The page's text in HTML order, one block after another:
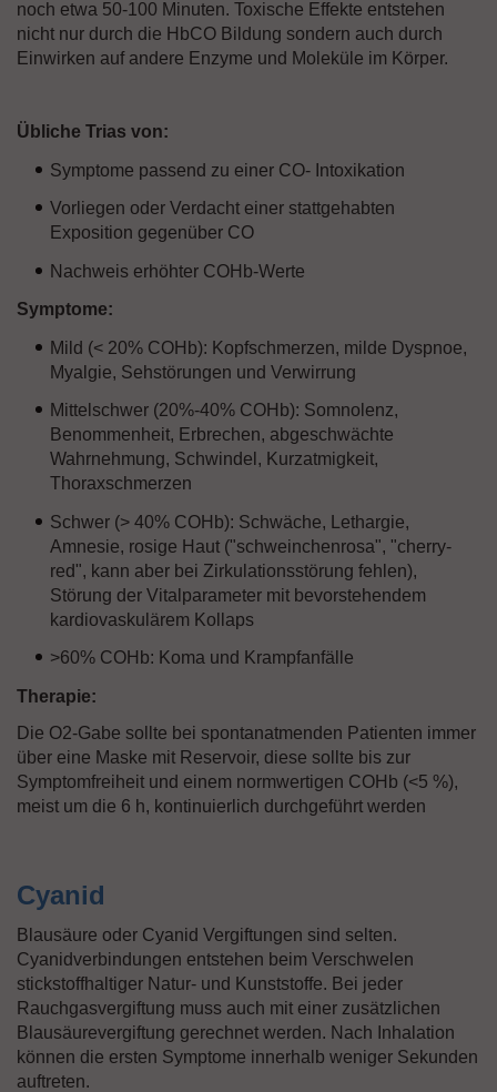
noch etwa 50-100 Minuten. Toxische Effekte entstehen
nicht nur durch die HbCO Bildung sondern auch durch
Einwirken auf andere Enzyme und Moleküle im Körper.
Übliche Trias von:
Symptome passend zu einer CO- Intoxikation
Vorliegen oder Verdacht einer stattgehabten
Exposition gegenüber CO
Nachweis erhöhter COHb-Werte
Symptome:
Mild (< 20% COHb): Kopfschmerzen, milde Dyspnoe,
Myalgie, Sehstörungen und Verwirrung
Mittelschwer (20%-40% COHb): Somnolenz,
Benommenheit, Erbrechen, abgeschwächte
Wahrnehmung, Schwindel, Kurzatmigkeit,
Thoraxschmerzen
Schwer (> 40% COHb): Schwäche, Lethargie,
Amnesie, rosige Haut ("schweinchenrosa", "cherry-
red", kann aber bei Zirkulationsstörung fehlen),
Störung der Vitalparameter mit bevorstehendem
kardiovaskulärem Kollaps
>60% COHb: Koma und Krampfanfälle
Therapie:
Die O2-Gabe sollte bei spontanatmenden Patienten immer
über eine Maske mit Reservoir, diese sollte bis zur
Symptomfreiheit und einem normwertigen COHb (<5 %),
meist um die 6 h, kontinuierlich durchgeführt werden
Cyanid
Blausäure oder Cyanid Vergiftungen sind selten.
Cyanidverbindungen entstehen beim Verschwelen
stickstoffhaltiger Natur- und Kunststoffe. Bei jeder
Rauchgasvergiftung muss auch mit einer zusätzlichen
Blausäurevergiftung gerechnet werden. Nach Inhalation
können die ersten Symptome innerhalb weniger Sekunden
auftreten.